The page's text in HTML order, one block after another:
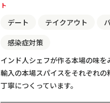
ト
デート テイクアウト
感染症対策
インド人シェフが作る本場の味
輸入の本場スパイスをそれぞれの
丁寧につくっています。